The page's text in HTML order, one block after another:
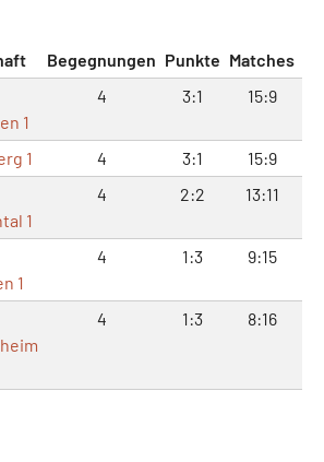
Begegnungen Punkte Matches
1
4 3:1 15:9
1 4 3:1 15:9
1
4 2:2 13:11
1
4 1:3 9:15
4 1:3 8:16